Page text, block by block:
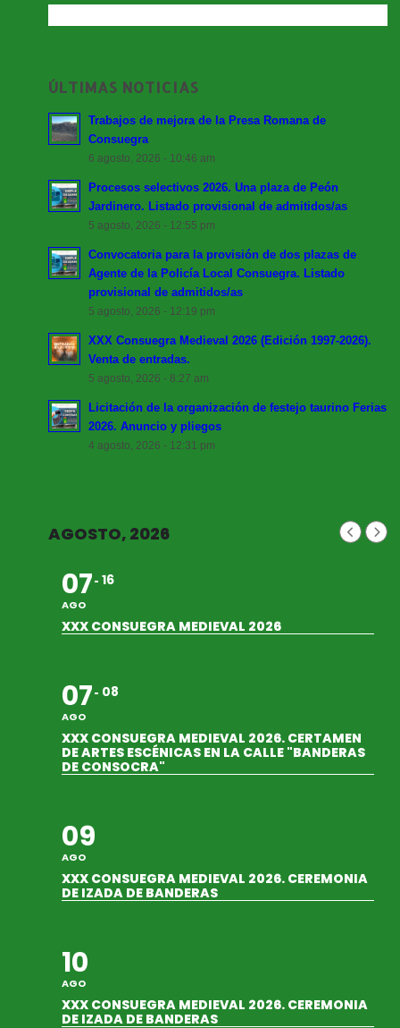
ÚLTIMAS NOTICIAS
Trabajos de mejora de la Presa Romana de
Consuegra
6 agosto, 2026 - 10:46 am
Procesos selectivos 2026. Una plaza de Peón
Jardinero. Listado provisional de admitidos/as
5 agosto, 2026 - 12:55 pm
Convocatoria para la provisión de dos plazas de
Agente de la Policía Local Consuegra. Listado
provisional de admitidos/as
5 agosto, 2026 - 12:19 pm
XXX Consuegra Medieval 2026 (Edición 1997-2026).
Venta de entradas.
5 agosto, 2026 - 8:27 am
Licitación de la organización de festejo taurino Ferias
2026. Anuncio y pliegos
4 agosto, 2026 - 12:31 pm
AGOSTO, 2026
07
AGO
16
XXX CONSUEGRA MEDIEVAL 2026
07
AGO
08
XXX CONSUEGRA MEDIEVAL 2026. CERTAMEN
DE ARTES ESCÉNICAS EN LA CALLE "BANDERAS
DE CONSOCRA"
09
AGO
XXX CONSUEGRA MEDIEVAL 2026. CEREMONIA
DE IZADA DE BANDERAS
10
AGO
XXX CONSUEGRA MEDIEVAL 2026. CEREMONIA
DE IZADA DE BANDERAS